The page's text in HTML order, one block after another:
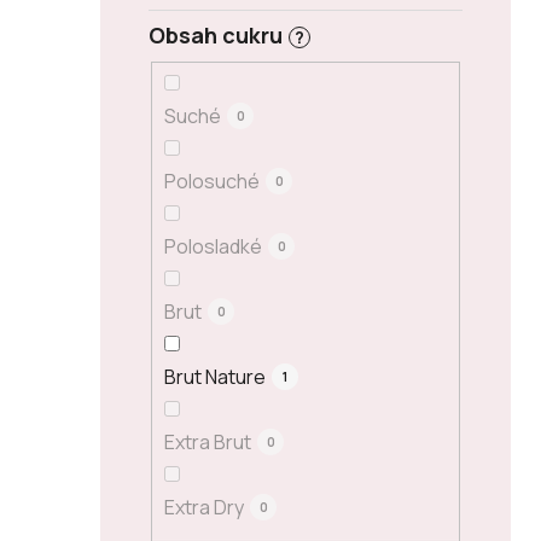
Obsah cukru ?
Suché 0
Polosuché 0
Polosladké 0
Brut 0
Brut Nature 1
Extra Brut 0
Extra Dry 0